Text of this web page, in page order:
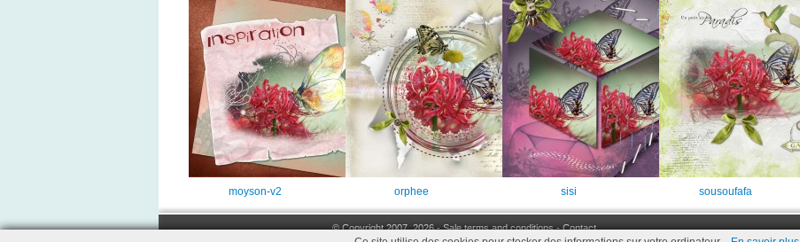
moyson-v2 orphee sisi sousoufafa
© Copyright 2007, 2026 -Sale terms and conditions-Contact